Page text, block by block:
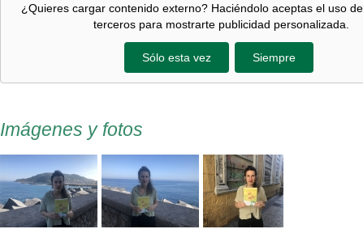
¿Quieres cargar contenido externo? Haciéndolo aceptas el uso
terceros para mostrarte publicidad personalizada.
Sólo esta vez Siempre
Imágenes y fotos